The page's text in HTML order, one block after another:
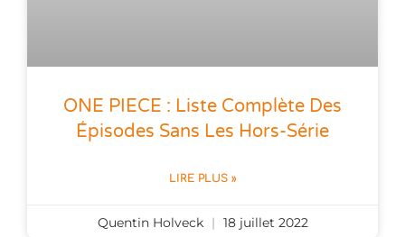
ONE PIECE : Liste Complète Des
Épisodes Sans Les Hors-Série
LIRE PLUS »
Quentin Holveck 18 juillet 2022